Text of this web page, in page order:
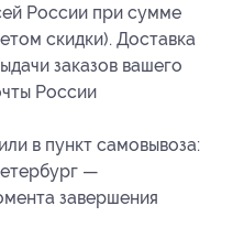
России при сумме
скидки). Доставка
заказов вашего
России
в пункт самовывоза:
—
завершения